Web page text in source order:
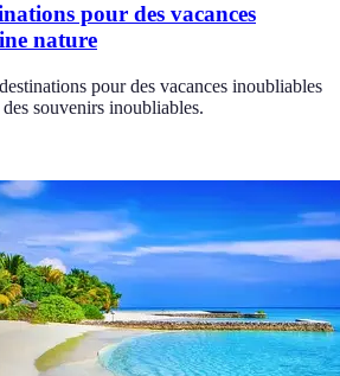
pour des vacances
nature
pour des vacances inoubliables
souvenirs inoubliables.